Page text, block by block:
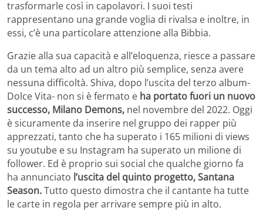
trasformarle così in capolavori. I suoi testi
rappresentano una grande voglia di rivalsa e inoltre, in
essi, c’è una particolare attenzione alla Bibbia.
Grazie alla sua capacità e all’eloquenza, riesce a passare
da un tema alto ad un altro più semplice, senza avere
nessuna difficoltà. Shiva, dopo l’uscita del terzo album-
Dolce Vita- non si è fermato e ha portato fuori un nuovo
successo, Milano Demons, nel novembre del 2022. Oggi
è sicuramente da inserire nel gruppo dei rapper più
apprezzati, tanto che ha superato i 165 milioni di views
su youtube e su Instagram ha superato un milione di
follower. Ed è proprio sui social che qualche giorno fa
ha annunciato l’uscita del quinto progetto, Santana
Season.Tutto questo dimostra che il cantante ha tutte
le carte in regola per arrivare sempre più in alto.